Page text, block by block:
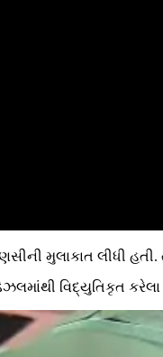
મુલાકાત લીધી
વિદ્યુતિકૃત